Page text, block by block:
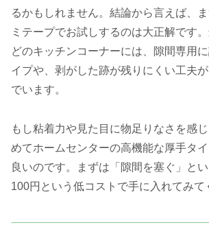
るかもしれません。結論から言えば、
ミテープでお試しするのは大正解です
どのキッチンコーナーには、隙間専用
イプや、剥がした跡が残りにくい工夫
でいます。
もし粘着力や見た目に物足りなさを感
めてホームセンターの高機能な厚手タ
良いのです。まずは「隙間を塞ぐ」とい
100円という低コストで手に入れてみて